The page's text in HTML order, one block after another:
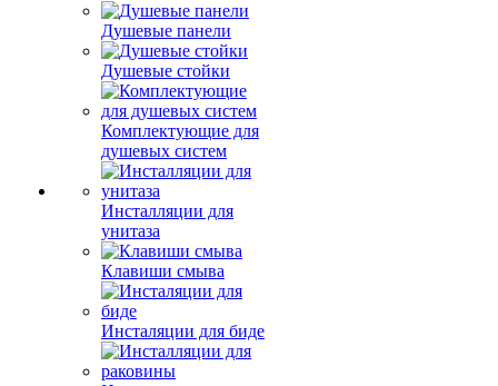
Душевые панели
Душевые стойки
Комплектующие для
душевых систем
Инсталляции для
унитаза
Клавиши смыва
Инсталяции для биде